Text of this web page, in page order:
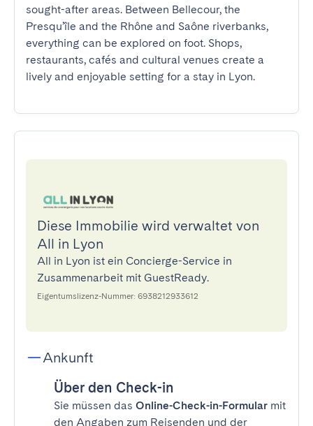
sought-after areas. Between Bellecour, the
Presqu’île and the Rhône and Saône riverbanks,
everything can be explored on foot. Shops,
restaurants, cafés and cultural venues create a
lively and enjoyable setting for a stay in Lyon.
Diese Immobilie wird verwaltet von
All in Lyon
All in Lyon ist ein Concierge-Service in
Zusammenarbeit mit GuestReady.
Eigentumslizenz-Nummer: 6938212933612
Ankunft
Über den Check-in
Sie müssen das Online-Check-in-Formular mit
den Angaben zum Reisenden und der